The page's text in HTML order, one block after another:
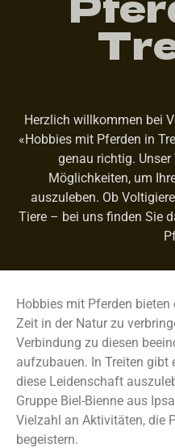
Herzlich willkommen bei
«Hobbies mit Pferden in
genau richtig.
Möglichkeiten, um
auszuleben. Ob
Tiere – bei uns finden Sie
Hobbies mit Pferden
Zeit in der Natur zu
Verbindung zu diesen
aufzubauen. In Treiten gibt
diese Leidenschaft
Gruppe Biel-Bienne aus
Vielzahl an Aktivitäten, die
begeistern.